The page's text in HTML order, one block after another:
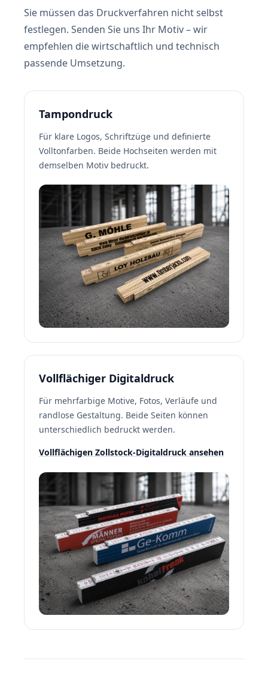
Sie müssen das Druckverfahren nicht selbst
festlegen. Senden Sie uns Ihr Motiv – wir
empfehlen die wirtschaftlich und technisch
passende Umsetzung.
Tampondruck
Für klare Logos, Schriftzüge und definierte
Volltonfarben. Beide Hochseiten werden mit
demselben Motiv bedruckt.
Vollflächiger Digitaldruck
Für mehrfarbige Motive, Fotos, Verläufe und
randlose Gestaltung. Beide Seiten können
unterschiedlich bedruckt werden.
Vollflächigen Zollstock-Digitaldruck ansehen